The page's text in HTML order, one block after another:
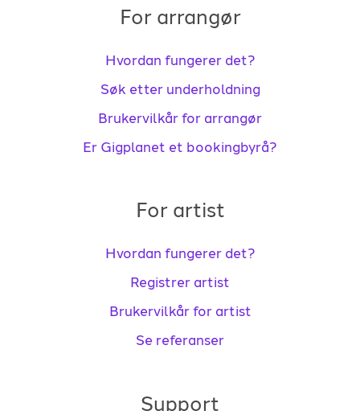
For arrangør
Hvordan fungerer det?
Søk etter underholdning
Brukervilkår for arrangør
Er Gigplanet et bookingbyrå?
For artist
Hvordan fungerer det?
Registrer artist
Brukervilkår for artist
Se referanser
Support